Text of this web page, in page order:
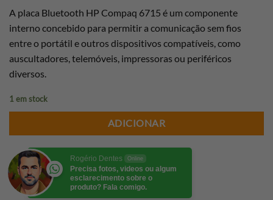
A placa Bluetooth HP Compaq 6715 é um componente
interno concebido para permitir a comunicação sem fios
entre o portátil e outros dispositivos compatíveis, como
auscultadores, telemóveis, impressoras ou periféricos
diversos.
1 em stock
ADICIONAR
Rogério Dentes Online
Precisa fotos, videos ou algum
esclarecimento sobre o
produto? Fala comigo.